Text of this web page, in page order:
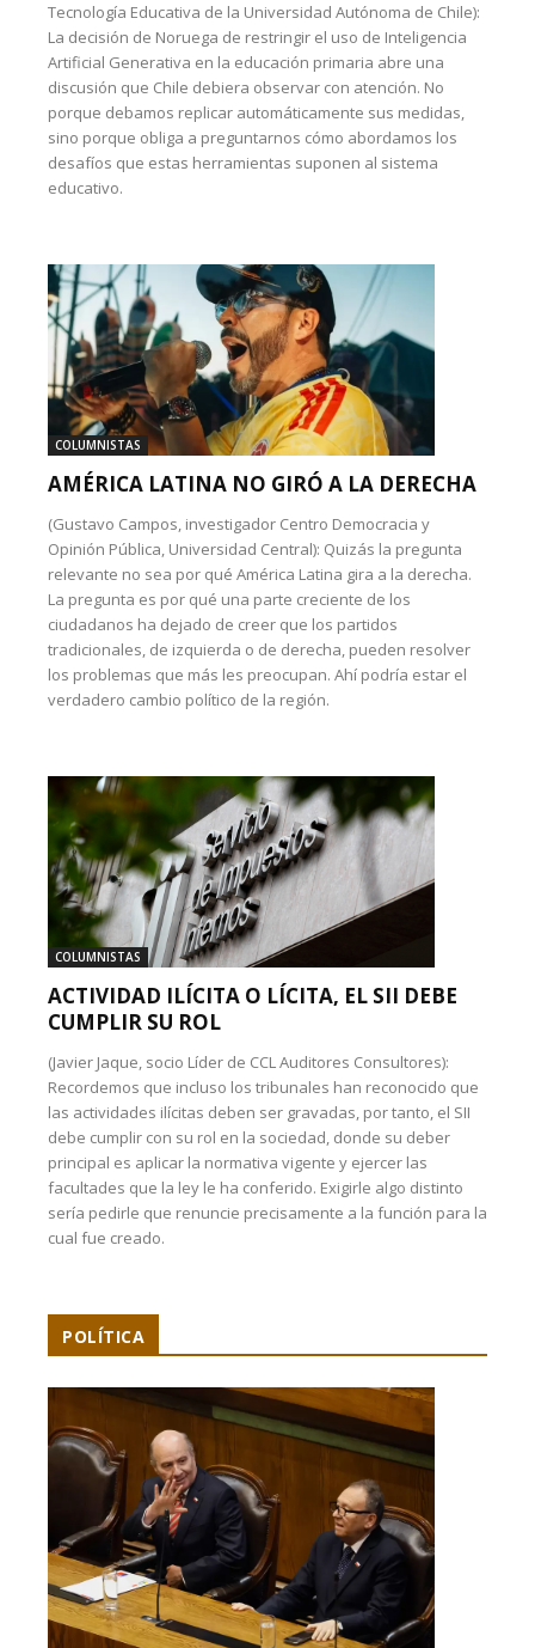
Tecnología Educativa de la Universidad Autónoma de Chile):
La decisión de Noruega de restringir el uso de Inteligencia
Artificial Generativa en la educación primaria abre una
discusión que Chile debiera observar con atención. No
porque debamos replicar automáticamente sus medidas,
sino porque obliga a preguntarnos cómo abordamos los
desafíos que estas herramientas suponen al sistema
educativo.
COLUMNISTAS
AMÉRICA LATINA NO GIRÓ A LA DERECHA
(Gustavo Campos, investigador Centro Democracia y
Opinión Pública, Universidad Central): Quizás la pregunta
relevante no sea por qué América Latina gira a la derecha.
La pregunta es por qué una parte creciente de los
ciudadanos ha dejado de creer que los partidos
tradicionales, de izquierda o de derecha, pueden resolver
los problemas que más les preocupan. Ahí podría estar el
verdadero cambio político de la región.
COLUMNISTAS
ACTIVIDAD ILÍCITA O LÍCITA, EL SII DEBE
CUMPLIR SU ROL
(Javier Jaque, socio Líder de CCL Auditores Consultores):
Recordemos que incluso los tribunales han reconocido que
las actividades ilícitas deben ser gravadas, por tanto, el SII
debe cumplir con su rol en la sociedad, donde su deber
principal es aplicar la normativa vigente y ejercer las
facultades que la ley le ha conferido. Exigirle algo distinto
sería pedirle que renuncie precisamente a la función para la
cual fue creado.
POLÍTICA